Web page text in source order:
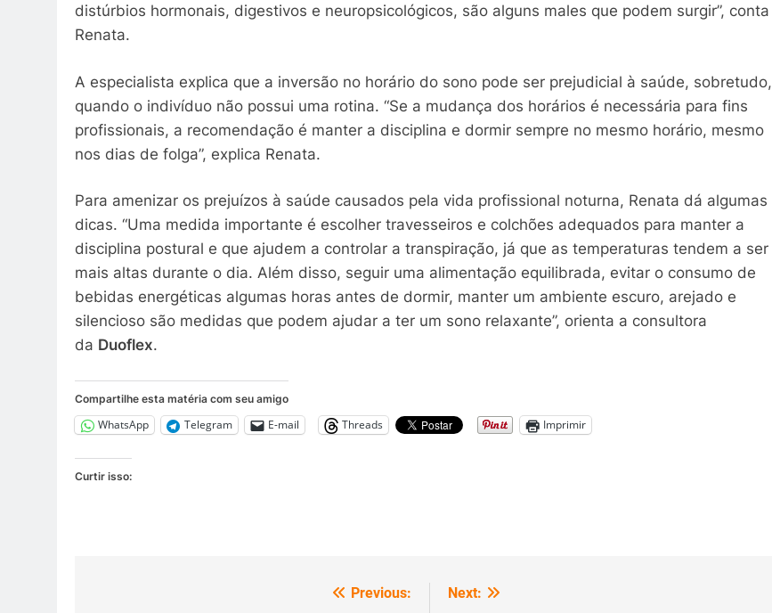
distúrbios hormonais, digestivos e neuropsicológicos, são alguns males que podem surgir”, conta
Renata.
A especialista explica que a inversão no horário do sono pode ser prejudicial à saúde, sobretudo,
quando o indivíduo não possui uma rotina. “Se a mudança dos horários é necessária para fins
profissionais, a recomendação é manter a disciplina e dormir sempre no mesmo horário, mesmo
nos dias de folga”, explica Renata.
Para amenizar os prejuízos à saúde causados pela vida profissional noturna, Renata dá algumas
dicas. “Uma medida importante é escolher travesseiros e colchões adequados para manter a
disciplina postural e que ajudem a controlar a transpiração, já que as temperaturas tendem a ser
mais altas durante o dia. Além disso, seguir uma alimentação equilibrada, evitar o consumo de
bebidas energéticas algumas horas antes de dormir, manter um ambiente escuro, arejado e
silencioso são medidas que podem ajudar a ter um sono relaxante”, orienta a consultora
da Duoflex.
Compartilhe esta matéria com seu amigo
WhatsApp Telegram E-mail Threads Imprimir
Curtir isso:
Previous:
Next: